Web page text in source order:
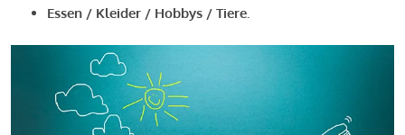
Essen / Kleider / Hobbys / Tiere.